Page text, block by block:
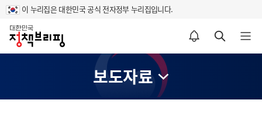
이 누리집은 대한민국 공식 전자정부 누리집입니다.
홈
알림설정 바로가기 검색 바로가기 메뉴 열기
보도자료